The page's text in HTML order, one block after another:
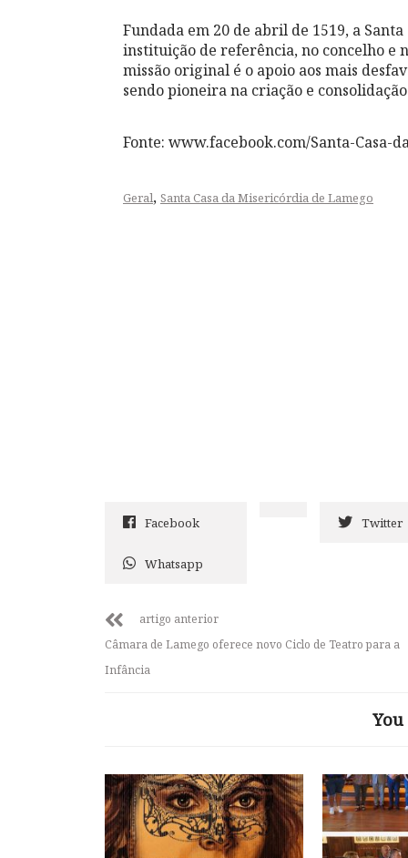
Fundada em 20 de abril de 1519, a
instituição de referência, no concelho e
missão original é o apoio aos mais
sendo pioneira na criação e
Fonte: www.facebook.com/Santa-Casa-
Geral, Santa Casa da Misericórdia de Lamego
Facebook Twitter
Whatsapp
artigo anterior
Câmara de Lamego oferece novo Ciclo de Teatro para a
Infância